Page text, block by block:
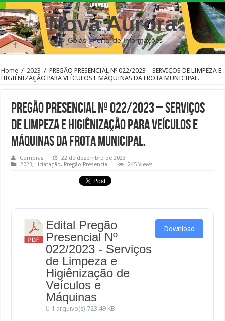
Nova Aurora
– Goiás | Portal de Informações
Home / 2023 / PREGÃO PRESENCIAL Nº 022/2023 – SERVIÇOS DE LIMPEZA E
HIGIÊNIZAÇÃO PARA VEÍCULOS E MÁQUINAS DA FROTA MUNICIPAL.
PREGÃO PRESENCIAL Nº 022/2023 – SERVIÇOS
DE LIMPEZA E HIGIÊNIZAÇÃO PARA VEÍCULOS E
MÁQUINAS DA FROTA MUNICIPAL.
Compras
22 de dezembro de 2023
2023, Liciatação, Pregão Presencial 245 Views
Edital Pregão
Presencial Nº
022/2023 - Serviços
de Limpeza e
Higiênização de
Veículos e
Máquinas
1 arquivo(s) 723.49 KB
Download